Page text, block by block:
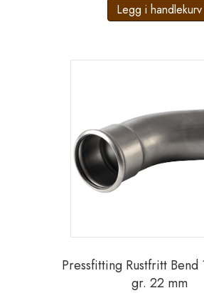
Legg i handlekurv
Pressfitting Rustfritt Bend
gr. 22 mm